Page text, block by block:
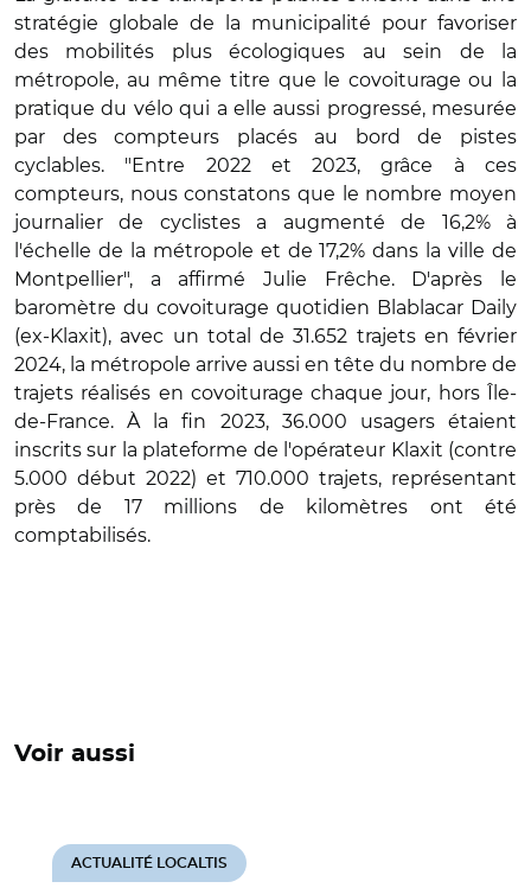
stratégie globale de la municipalité pour favoriser
des mobilités plus écologiques au sein de la
métropole, au même titre que le covoiturage ou la
pratique du vélo qui a elle aussi progressé, mesurée
par des compteurs placés au bord de pistes
cyclables. "Entre 2022 et 2023, grâce à ces
compteurs, nous constatons que le nombre moyen
journalier de cyclistes a augmenté de 16,2% à
l'échelle de la métropole et de 17,2% dans la ville de
Montpellier", a affirmé Julie Frêche. D'après le
baromètre du covoiturage quotidien Blablacar Daily
(ex-Klaxit), avec un total de 31.652 trajets en février
2024, la métropole arrive aussi en tête du nombre de
trajets réalisés en covoiturage chaque jour, hors Île-
de-France. À la fin 2023, 36.000 usagers étaient
inscrits sur la plateforme de l'opérateur Klaxit (contre
5.000 début 2022) et 710.000 trajets, représentant
près de 17 millions de kilomètres ont été
comptabilisés.
Voir aussi
ACTUALITÉ LOCALTIS